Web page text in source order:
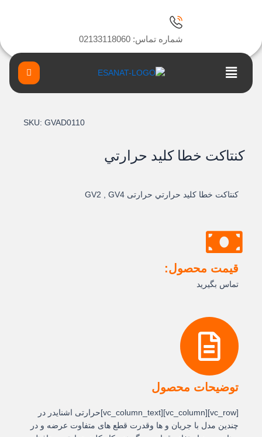
شماره تماس: 02133118060
Main
Menu
SKU: GVAD0110
کنتاکت خطا کليد حرارتي
کنتاکت خطا کليد حرارتي حرارتی GV2 , GV4
قیمت محصول:
تماس بگیرید
توضیحات محصول
[vc_row][vc_column][vc_column_text]حرارتی اشنایدر در
چندین مدل با جریان و ها وقدرت قطع های متفاوت عرضه و در